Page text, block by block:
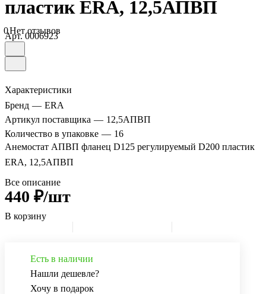
пластик ERA, 12,5АПВП
0Нет отзывов
Арт.0006923
Характеристики
Бренд — ERA
Артикул поставщика — 12,5АПВП
Количество в упаковке — 16
Анемостат АПВП фланец D125 регулируемый D200 пластик
ERA, 12,5АПВП
Все описание
440 ₽/шт
В корзину
Есть в наличии
Нашли дешевле?
Хочу в подарок